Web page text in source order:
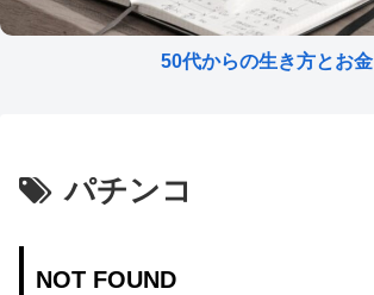
50代からの生き方とお金
パチンコ
NOT FOUND